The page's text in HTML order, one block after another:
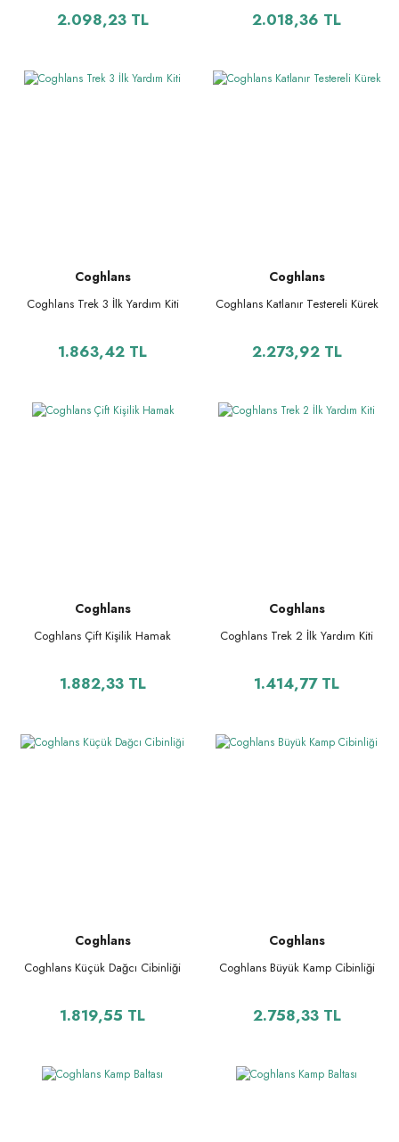
2.098,23 TL 2.018,36 TL
Coghlans
Coghlans Trek 3 İlk Yardım Kiti
1.863,42 TL
Coghlans
Coghlans Katlanır Testereli Kürek
2.273,92 TL
Coghlans
Coghlans Çift Kişilik Hamak
1.882,33 TL
Coghlans
Coghlans Trek 2 İlk Yardım Kiti
1.414,77 TL
Coghlans
Coghlans Küçük Dağcı Cibinliği
1.819,55 TL
Coghlans
Coghlans Büyük Kamp Cibinliği
2.758,33 TL